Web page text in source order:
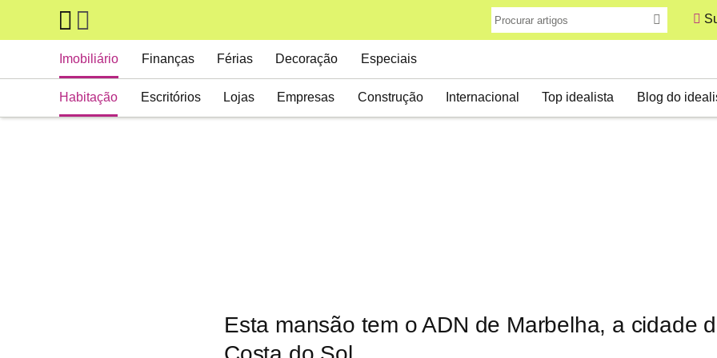
Skip to main content
Main navigation
Imobiliário
Habitação Escritórios Lojas Empresas Construção Internacional Top idealista Blog do
Finanças Férias Decoração Especiais
Esta mansão tem o ADN de Marbelha, a cidade